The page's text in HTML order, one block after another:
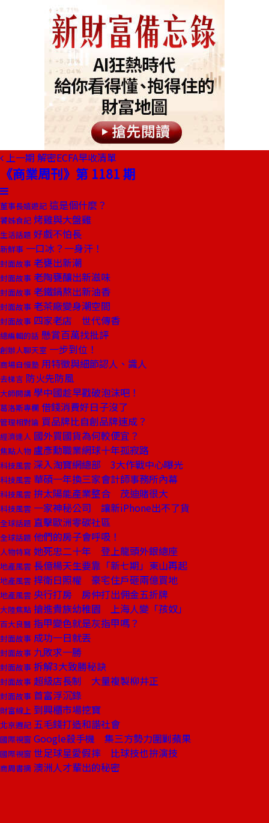
上一期 解密ECFA早收清單
《商業周刊》第 1181 期
董事長嬉遊記 這是個什麼？
饕姊食記 烤雞與大盤雞
生活話題 好戲不怕長
新鮮事 一口冰？一身汗！
封面故事 老甕出新潮
封面故事 老陶甕釀出新滋味
封面故事 老鐵鍋熬出新油香
封面故事 老茶廠變身潮空間
封面故事 四家老店 世代傳香
總編輯的話 懸賞百萬找批評
創辦人聊天室 一步到位！
商場自慢塾 用特徵與細節認人、識人
去梯言 防火先防風
大師開講 學中國趁早戳破泡沫吧！
葛洛斯專欄 借錢消費好日子沒了
管理相對論 買品牌比自創品牌速成？
經濟達人 國外買國貨為何較便宜？
焦點人物 盧彥勳職業網球十年孤寂路
科技風雲 深入淘寶網總部 3大作戰中心曝光
科技風雲 華碩一年換三家會計師事務所內幕
科技風雲 拚太陽能產業整合 茂迪賭很大
科技風雲 一家神秘公司 讓新iPhone出不了貨
全球話題 直擊歐洲零碳社區
全球話題 他們的房子會呼吸！
人物特寫 她死忠二十年 登上龍頭外銀總座
地產風雲 長億楊天生要靠「新七期」東山再起
地產風雲 捍衛日照權 豪宅住戶砸兩億買地
地產風雲 央行打房 房仲打出佣金五折牌
大陸焦點 搶進貴族幼稚園 上海人變「孩奴」
百大良醫 指甲變色就是灰指甲嗎？
封面故事 成功一日就丟
封面故事 九敗求一勝
封面故事 拆解3大致勝秘訣
封面故事 超級店長制 大量複製柳井正
封面故事 首富浮沉錄
財富線上 到興櫃市場挖寶
北京週記 五毛錢打造和諧社會
國際視窗 Google殺手機 集三方勢力圍剿蘋果
國際視窗 世足球星愛假摔 比球技也拚演技
商周書摘 澳洲人才輩出的秘密